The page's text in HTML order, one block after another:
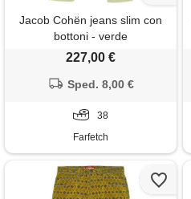
Jacob Cohën jeans slim con
bottoni - verde
227,00 €
Sped. 8,00 €
38
Farfetch